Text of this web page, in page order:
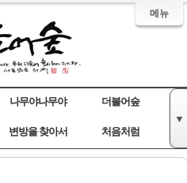
메뉴
나무야나무야 더불어숲
▼
변방을 찾아서 처음처럼
치북5
치북5
치북5
치북5